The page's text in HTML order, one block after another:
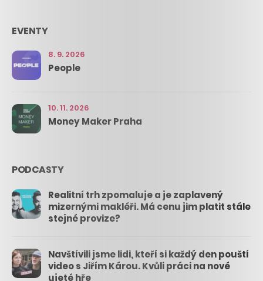
EVENTY
8. 9. 2026
People
10. 11. 2026
Money Maker Praha
PODCASTY
Realitní trh zpomaluje a je zaplavený
mizernými makléři. Má cenu jim platit stále
stejné provize?
Navštívili jsme lidi, kteří si každý den pouští
video s Jiřím Károu. Kvůli práci na nové
ujeté hře